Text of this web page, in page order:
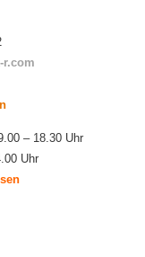
r.com
– 18.30 Uhr
Uhr